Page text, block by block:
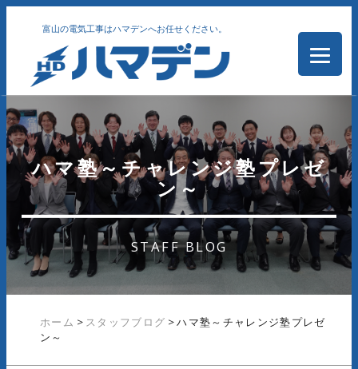
富山の電気工事はハマデンへお任せください。
ハマ塾～チャレンジ塾プレゼ
ン～
STAFF BLOG
ホーム > スタッフブログ >ハマ塾～チャレンジ塾プレゼ
ン～